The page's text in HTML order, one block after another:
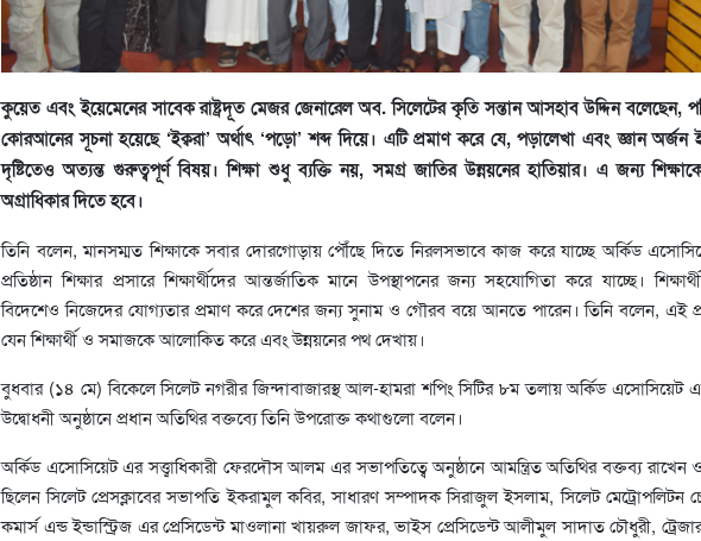
কুয়েত এবং ইয়েমেনের সাবেক রাষ্ট্রদূত মেজর জেনারেল অব. সিলেটের কৃতি সন্তান আসহাব উদ্দিন বলেছেন,
কোরআনের সূচনা হয়েছে ‘ইক্বরা’ অর্থাৎ ‘পড়ো’ শব্দ দিয়ে। এটি প্রমাণ করে যে, পড়ালেখা এবং জ্ঞান অর্জন
দৃষ্টিতেও অত্যন্ত গুরুত্বপূর্ণ বিষয়। শিক্ষা শুধু ব্যক্তি নয়, সমগ্র জাতির উন্নয়নের হাতিয়ার। এ জন্য শিক্ষাকে
অগ্রাধিকার দিতে হবে।
তিনি বলেন, মানসম্মত শিক্ষাকে সবার দোরগোড়ায় পৌঁছে দিতে নিরলসভাবে কাজ করে যাচ্ছে অর্কিড
প্রতিষ্ঠান শিক্ষার প্রসারে শিক্ষার্থীদের আন্তর্জাতিক মানে উপস্থাপনের জন্য সহযোগিতা করে যাচ্ছে।
বিদেশেও নিজেদের যোগ্যতার প্রমাণ করে দেশের জন্য সুনাম ও গৌরব বয়ে আনতে পারেন। তিনি বলেন, এই
যেন শিক্ষার্থী ও সমাজকে আলোকিত করে এবং উন্নয়নের পথ দেখায়।
বুধবার (১৪ মে) বিকেলে সিলেট নগরীর জিন্দাবাজারস্থ আল-হামরা শপিং সিটির ৮ম তলায় অর্কিড এসোসিয়েট
উদ্বোধনী অনুষ্ঠানে প্রধান অতিথির বক্তব্যে তিনি উপরোক্ত কথাগুলো বলেন।
অর্কিড এসোসিয়েট এর সত্ত্বাধিকারী ফেরদৌস আলম এর সভাপতিত্বে অনুষ্ঠানে আমন্ত্রিত অতিথির বক্তব্য রাখেন
ছিলেন সিলেট প্রেসক্লাবের সভাপতি ইকরামুল কবির, সাধারণ সম্পাদক সিরাজুল ইসলাম, সিলেট মেট্রোপলিটন
কমার্স এন্ড ইন্ডাস্ট্রিজ এর প্রেসিডেন্ট মাওলানা খায়রুল জাফর, ভাইস প্রেসিডেন্ট আলীমুল সাদাত চৌধুরী,